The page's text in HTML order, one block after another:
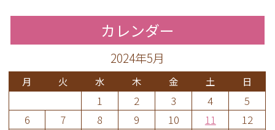
カレンダー
2024年5月
月 火 水 木 金 土 日
1 2 3 4
5
6
7 8 9 10 11
12